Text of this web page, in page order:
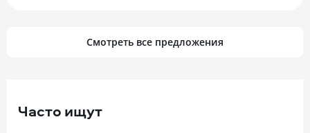
Смотреть все предложения
Часто ищут